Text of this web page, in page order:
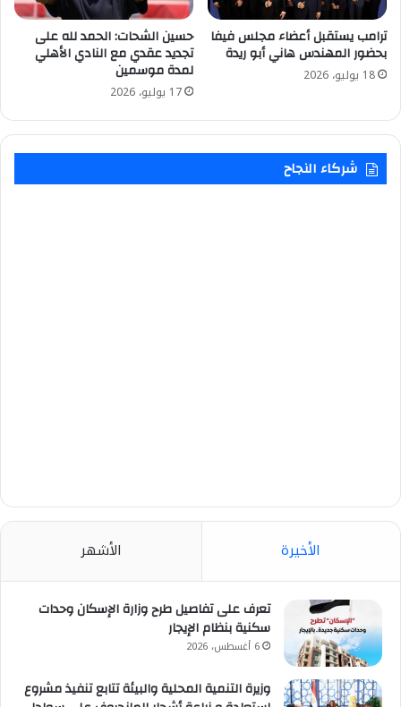
ترامب يستقبل أعضاء مجلس فيفا
بحضور المهندس هاني أبو ريدة
18 يوليو، 2026
حسين الشحات: الحمد لله على
تجديد عقدي مع النادي الأهلي
لمدة موسمين
17 يوليو، 2026
شركاء النجاح
الأخيرة الأشهر
تعرف على تفاصيل طرح وزارة الإسكان وحدات
سكنية بنظام الإيجار
6 أغسطس، 2026
وزيرة التنمية المحلية والبيئة تتابع تنفيذ مشروع